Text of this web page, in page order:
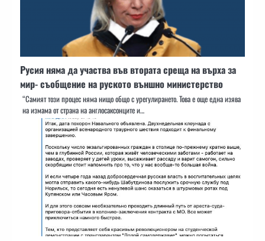
Русия няма да участва във втората среща на върха за
мир- съобщение на руското външно министерство
“Самият този процес няма нищо общо с урегулирането. Това е още една изява
на измама от страна на англосаксонците и…